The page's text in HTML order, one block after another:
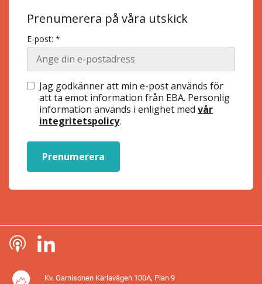
Prenumerera på våra utskick
E-post: *
Jag godkänner att min e-post används för
att ta emot information från EBA. Personlig
information används i enlighet med vår
integritetspolicy.
Prenumerera
Kv. Garnisonen Karlavägen 100A, Plan 9